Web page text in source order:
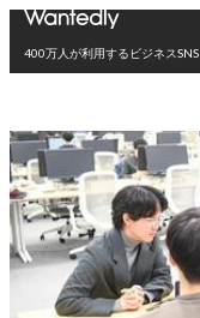
400万人が利用するビジネスSNS